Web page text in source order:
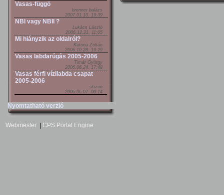
Vasas-függö
brenner balázs
2007.01.10. 19:39
NBI vagy NBII ?
Lukács László
2006.12.21. 11:05
Mi hiányzik az oldalról?
Katona Zoltán
2006.10.28. 19:29
Vasas labdarúgás 2005-2006
Timár György
2006.06.24. 17:48
Vasas férfi vízilabda csapat
2005-2006
skizoo
2006.06.07. 00:14
Nyomtatható verzió
Webmester CPS Portal Engine